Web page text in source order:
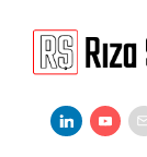
Bilgi
Paylaşım
LinkedinYoutube
E-